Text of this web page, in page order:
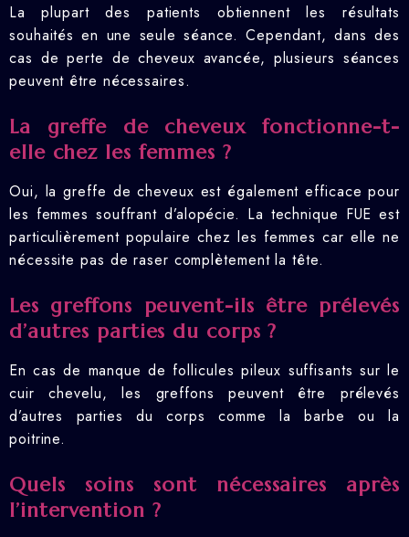
La plupart des patients obtiennent les résultats
souhaités en une seule séance. Cependant, dans des
cas de perte de cheveux avancée, plusieurs séances
peuvent être nécessaires.
La greffe de cheveux fonctionne-t-
elle chez les femmes ?
Oui, la greffe de cheveux est également efficace pour
les femmes souffrant d’alopécie. La technique FUE est
particulièrement populaire chez les femmes car elle ne
nécessite pas de raser complètement la tête.
Les greffons peuvent-ils être prélevés
d’autres parties du corps ?
En cas de manque de follicules pileux suffisants sur le
cuir chevelu, les greffons peuvent être prélevés
d’autres parties du corps comme la barbe ou la
poitrine.
Quels soins sont nécessaires après
l’intervention ?